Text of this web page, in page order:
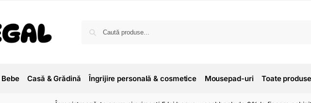
Casă & Grădină Îngrijire personală & cosmetice Mousepad-uri Toate